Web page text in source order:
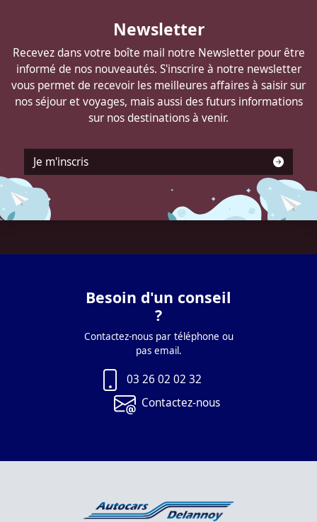
Newsletter
Recevez dans votre boîte mail notre Newsletter pour être
informé de nos nouveautés. S'inscrire à notre newsletter
vous permet de recevoir les meilleures affaires à saisir sur
nos séjour et voyages, mais aussi des futurs informations
sur nos destinations à venir.
Je m'inscris
Besoin d'un conseil
?
Contactez-nous par téléphone ou
pas email.
03 26 02 02 32
Contactez-nous